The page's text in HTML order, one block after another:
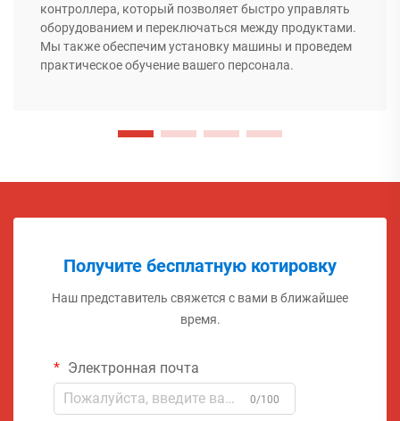
контроллера, который позволяет быстро управлять
оборудованием и переключаться между продуктами.
Мы также обеспечим установку машины и проведем
практическое обучение вашего персонала.
Получите бесплатную котировку
Наш представитель свяжется с вами в ближайшее
время.
Электронная почта
0/100